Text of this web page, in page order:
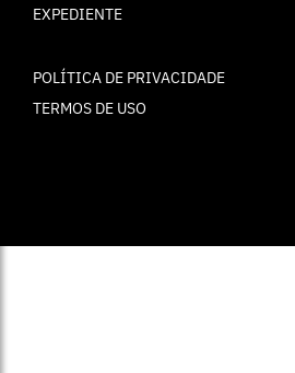
EXPEDIENTE
POLÍTICA DE PRIVACIDADE
TERMOS DE USO